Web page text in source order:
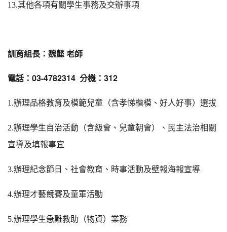
13.其他各項有關學生事務及交辦事項
訓育組長：魏懿 老師
電話：03-4782314 分機：312
1.辦理品格教育及模範兒童（含孝悌楷模、好人好事）選拔
2.辦理學生自治活動（含級會、兒童朝會）、民主法治相關
宣導及填報事宜
3.辦理紀念節日、社會教育、時事活動及壁報海報宣導
4.辦理才藝競賽及童軍活動
5.辦理學生急難救助（物資）業務